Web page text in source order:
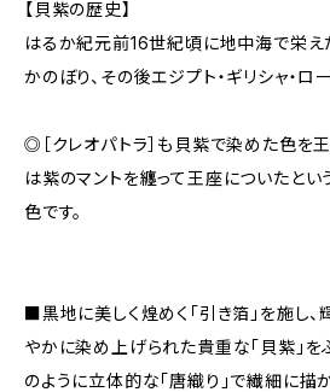
【貝紫の歴史】
はるか紀元前16世紀頃に地中海で栄え
かのぼり、その後エジプト・ギリシャ・ロ
◎［クレオパトラ］も貝紫で染めた色を王
は紫のマントを纏って王座についたと
色です。
■黒地に美しく煌めく「引き箔」を施し、輝
やかに染め上げられた貴重な「貝紫」を
のように立体的な「唐織り」で繊細に